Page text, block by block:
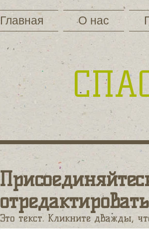
Главная О нас
Это текст. Кликните дважды,